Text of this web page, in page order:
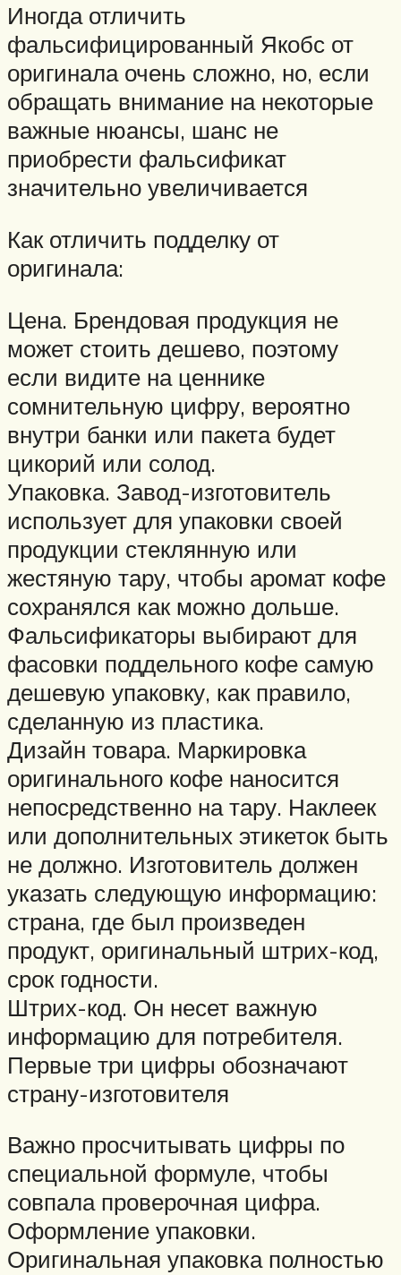
Иногда отличить
фальсифицированный Якобс от
оригинала очень сложно, но, если
обращать внимание на некоторые
важные нюансы, шанс не
приобрести фальсификат
значительно увеличивается
Как отличить подделку от
оригинала:
Цена. Брендовая продукция не
может стоить дешево, поэтому
если видите на ценнике
сомнительную цифру, вероятно
внутри банки или пакета будет
цикорий или солод.
Упаковка. Завод-изготовитель
использует для упаковки своей
продукции стеклянную или
жестяную тару, чтобы аромат кофе
сохранялся как можно дольше.
Фальсификаторы выбирают для
фасовки поддельного кофе самую
дешевую упаковку, как правило,
сделанную из пластика.
Дизайн товара. Маркировка
оригинального кофе наносится
непосредственно на тару. Наклеек
или дополнительных этикеток быть
не должно. Изготовитель должен
указать следующую информацию:
страна, где был произведен
продукт, оригинальный штрих-код,
срок годности.
Штрих-код. Он несет важную
информацию для потребителя.
Первые три цифры обозначают
страну-изготовителя
Важно просчитывать цифры по
специальной формуле, чтобы
совпала проверочная цифра.
Оформление упаковки.
Оригинальная упаковка полностью